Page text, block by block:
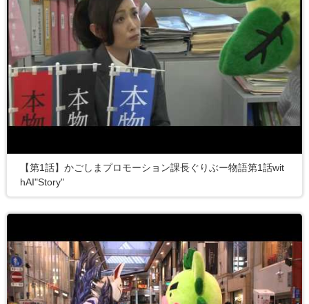
【第1話】かごしまプロモーション課長ぐりぶー物語第1話wit
hAI"Story"